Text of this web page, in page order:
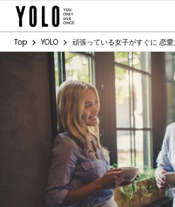
Top YOLO 頑張っている女子がすぐに 恋